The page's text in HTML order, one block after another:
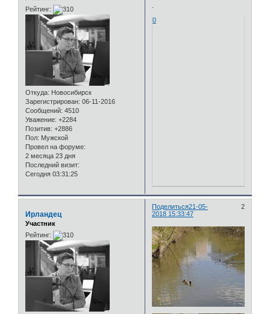
Рейтинг:
Откуда: Новосибирск
Зарегистрирован: 06-11-2016
Сообщений: 4510
Уважение: +2284
Позитив: +2886
Пол: Мужской
Провел на форуме:
2 месяца 23 дня
Последний визит:
Сегодня 03:31:25
0
Поделиться 2
21-05-
2018 15:33:47
Ирландец
Участник
Рейтинг: